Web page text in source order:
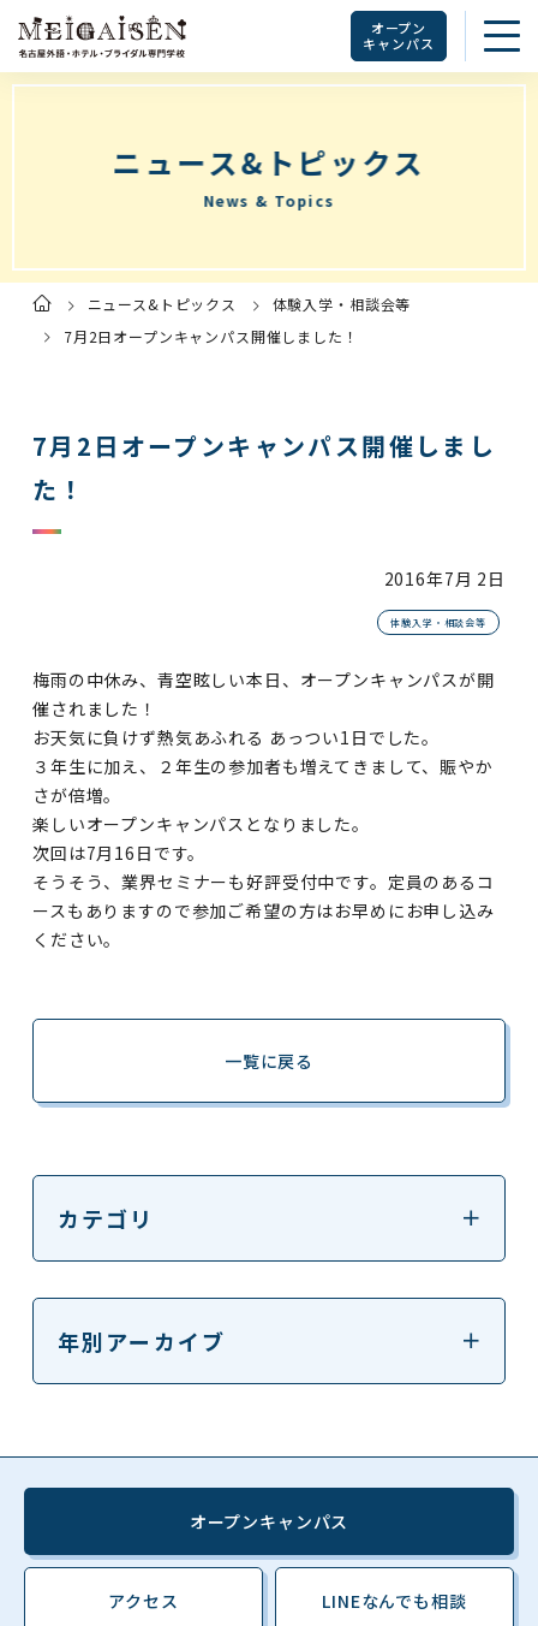
オープン
キャンパス
ニュース&トピックス
News & Topics
ト
プ
ペ
ニュース&トピックス
体験入学・相談会等
7月2日オープンキャンパス開催しました！
7月2日オープンキャンパス開催しまし
た！
2016年7月 2日
体験入学・相談会等
梅雨の中休み、青空眩しい本日、オープンキャンパスが開
催されました！
お天気に負けず熱気あふれる あっつい1日でした。
３年生に加え、２年生の参加者も増えてきまして、賑やか
さが倍増。
楽しいオープンキャンパスとなりました。
次回は7月16日です。
そうそう、業界セミナーも好評受付中です。定員のあるコ
ースもありますので参加ご希望の方はお早めにお申し込み
ください。
一覧に戻る
カテゴリ
年別アーカイブ
オープンキャンパス
アクセス LINEなんでも相談